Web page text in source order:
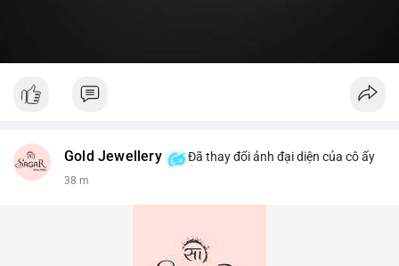
Gold Jewellery Đã thay đổi ảnh đại diện của cô ấy
38 m